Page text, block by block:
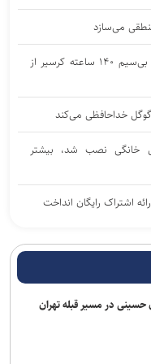
کیبوردهای مجهز به ولوم چرخشی و ماوس بی‌سیم ۱۴۰ ساعته کرسیر از
گوگل خداحافظی می‌کند
خانگی نصب شد، بیشتر
اشتراک رایگان انداخت
حسینی در مسیر قبله تهران